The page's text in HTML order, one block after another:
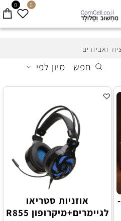
0 0
ואביזרים
חפש מיון לפי
אוזניות סטריאו
לגיימרים+מיקרופון R855